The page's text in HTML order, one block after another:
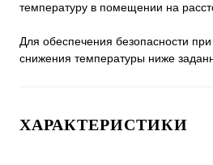
температуру в помещении на
Для обеспечения безопасности
снижения температуры ниже
ХАРАКТЕРИСТИКИ